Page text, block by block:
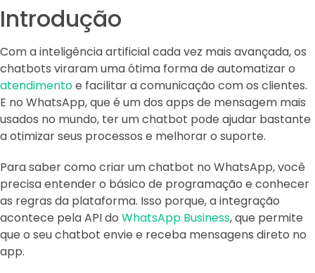
Introdução
Com a inteligência artificial cada vez mais avançada, os
chatbots viraram uma ótima forma de automatizar o
atendimentoe facilitar a comunicação com os clientes.
E no WhatsApp, que é um dos apps de mensagem mais
usados no mundo, ter um chatbot pode ajudar bastante
a otimizar seus processos e melhorar o suporte.
Para saber como criar um chatbot no WhatsApp, você
precisa entender o básico de programação e conhecer
as regras da plataforma. Isso porque, a integração
acontece pela API do WhatsApp Business, que permite
que o seu chatbot envie e receba mensagens direto no
app.